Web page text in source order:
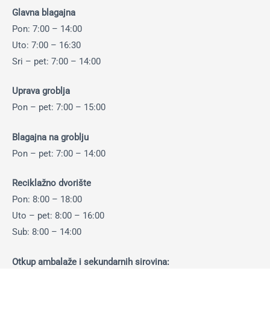
Glavna blagajna
Pon: 7:00 – 14:00
Uto: 7:00 – 16:30
Sri – pet: 7:00 – 14:00
Uprava groblja
Pon – pet: 7:00 – 15:00
Blagajna na groblju
Pon – pet: 7:00 – 14:00
Reciklažno dvorište
Pon: 8:00 – 18:00
Uto – pet: 8:00 – 16:00
Sub: 8:00 – 14:00
Otkup ambalaže i sekundarnih sirovina: